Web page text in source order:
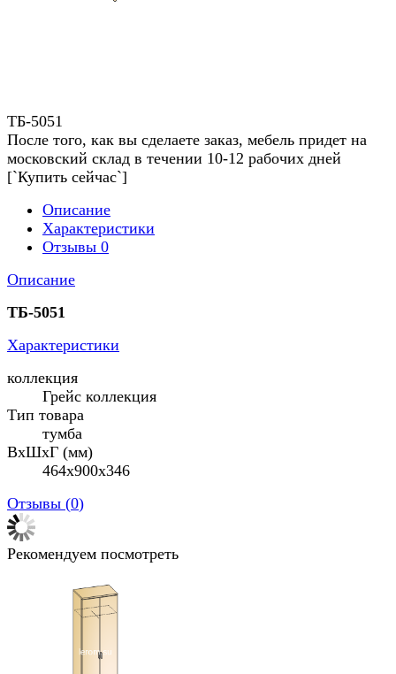
ТБ-5051
После того, как вы сделаете заказ, мебель придет на
московский склад в течении 10-12 рабочих дней
[`Купить сейчас`]
Описание
Характеристики
Отзывы 0
Описание
ТБ-5051
Характеристики
коллекция
Грейс коллекция
Тип товара
тумба
ВхШхГ (мм)
464х900х346
Отзывы (0)
Рекомендуем посмотреть